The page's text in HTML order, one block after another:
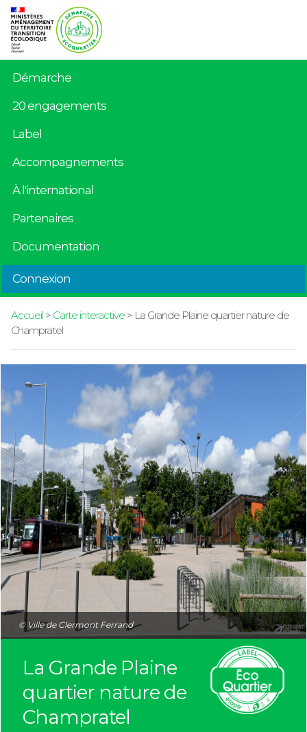
Démarche
20 engagements
Label
Accompagnements
À l'international
Partenaires
Documentation
Connexion
Accueil> Carte interactive> La Grande Plaine quartier nature de
Champratel
© Ville de Clermont Ferrand
La Grande Plaine
quartier nature de
Champratel